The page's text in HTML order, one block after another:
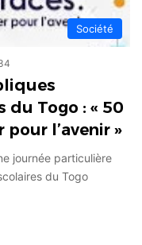
Société
du Togo : « 50
pour l’avenir »
journée particulière
du Togo